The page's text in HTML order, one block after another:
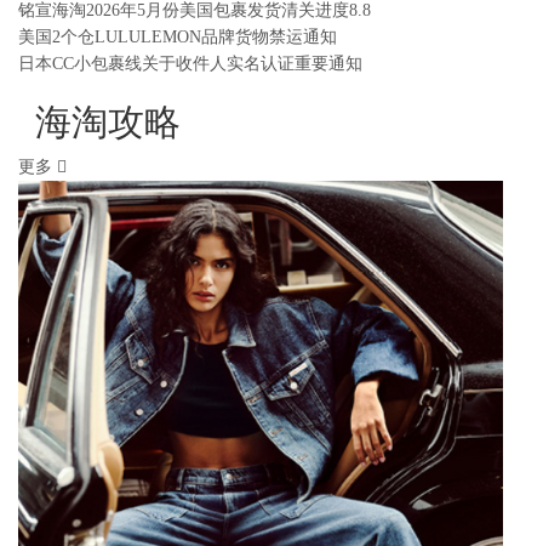
铭宣海淘2026年5月份美国包裹发货清关进度8.8
美国2个仓LULULEMON品牌货物禁运通知
日本CC小包裹线关于收件人实名认证重要通知
海淘攻略
更多